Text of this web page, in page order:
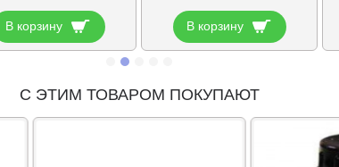
В корзину В корзину
С ЭТИМ ТОВАРОМ ПОКУПАЮТ